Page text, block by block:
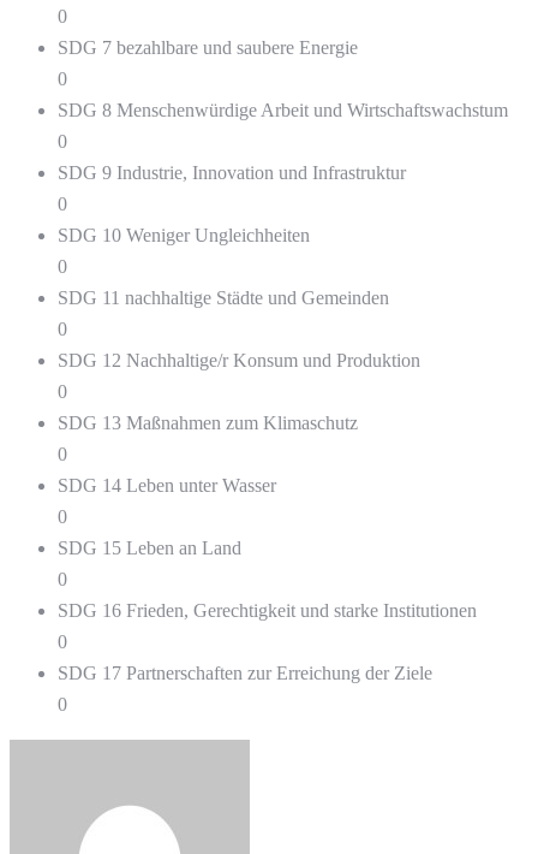
0
SDG 7 bezahlbare und saubere Energie
0
SDG 8 Menschenwürdige Arbeit und Wirtschaftswachstum
0
SDG 9 Industrie, Innovation und Infrastruktur
0
SDG 10 Weniger Ungleichheiten
0
SDG 11 nachhaltige Städte und Gemeinden
0
SDG 12 Nachhaltige/r Konsum und Produktion
0
SDG 13 Maßnahmen zum Klimaschutz
0
SDG 14 Leben unter Wasser
0
SDG 15 Leben an Land
0
SDG 16 Frieden, Gerechtigkeit und starke Institutionen
0
SDG 17 Partnerschaften zur Erreichung der Ziele
0